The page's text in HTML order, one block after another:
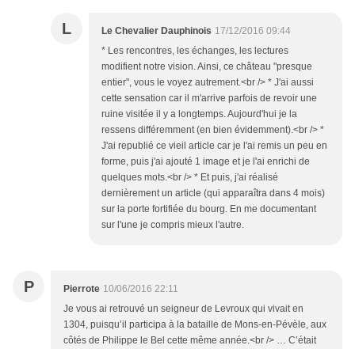
L Le Chevalier Dauphinois 17/12/2016 09:44
* Les rencontres, les échanges, les lectures
modifient notre vision. Ainsi, ce château "presque
entier", vous le voyez autrement.<br /> * J'ai aussi
cette sensation car il m'arrive parfois de revoir une
ruine visitée il y a longtemps. Aujourd'hui je la
ressens différemment (en bien évidemment).<br /> *
J'ai republié ce vieil article car je l'ai remis un peu en
forme, puis j'ai ajouté 1 image et je l'ai enrichi de
quelques mots.<br /> * Et puis, j'ai réalisé
dernièrement un article (qui apparaîtra dans 4 mois)
sur la porte fortifiée du bourg. En me documentant
sur l'une je compris mieux l'autre.
P Pierrote 10/06/2016 22:11
Je vous ai retrouvé un seigneur de Levroux qui vivait en
1304, puisqu’il participa à la bataille de Mons-en-Pévèle, aux
côtés de Philippe le Bel cette même année.<br /> … C’était